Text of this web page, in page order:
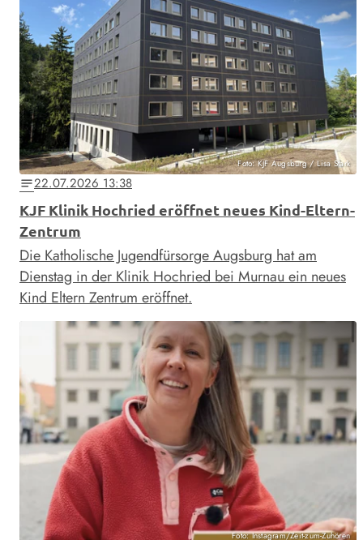
Foto: KJF Augsburg / Lisa Stark
notes22.07.2026 13:38
KJF Klinik Hochried eröffnet neues Kind-Eltern-
Zentrum
Die Katholische Jugendfürsorge Augsburg hat am
Dienstag in der Klinik Hochried bei Murnau ein neues
Kind Eltern Zentrum eröffnet.
Foto: Instagram/Zeit-zum-Zuhören